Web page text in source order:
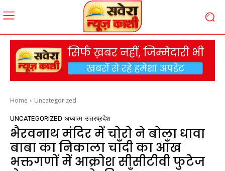
Home Uncategorized
UNCATEGORIZED अध्यात्म उत्तरप्रदेश
भैरवनाथ मंदिर में चोरो ने बोला धावा
बाबा का निकाला चाँदी का आँख
भक्तगणों में आक्रोश सीसीटीवी फुटेज